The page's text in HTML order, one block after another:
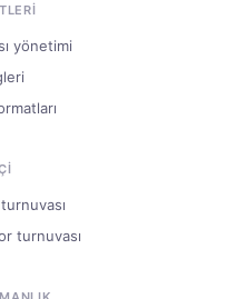
yönetimi
turnuvası